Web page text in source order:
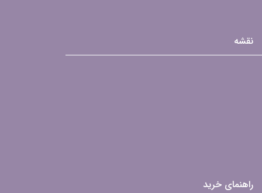
نقشه
راهنمای خرید